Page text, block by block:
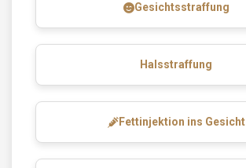
Gesichtsstraffung
Halsstraffung
Fettinjektion ins Gesicht